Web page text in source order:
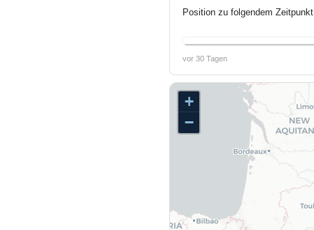
Position zu folgendem Zeitpunkt
vor 30 Tagen
+
−